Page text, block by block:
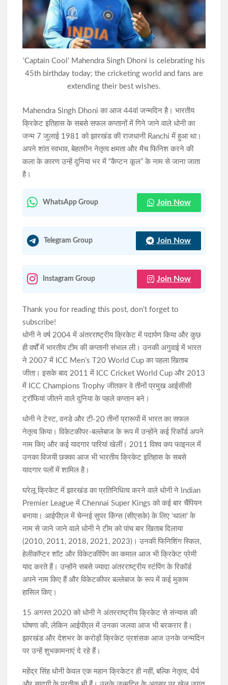
असम बाढ़ पीड़ितों के लिए झारखंड का बड़ा सहयोग, हेमंत सोरेन ने राहत कोष
में दिए 3 करोड़ रुपये
बरामद‘Captain Cool’ Mahendra Singh Dhoni is celebrating his
45th birthday today; the cricketing world and fans are
extending their best wishes.
Mahendra Singh Dhoni का आज 44वां जन्मदिन है। भारतीय
क्रिकेट इतिहास के सबसे सफल कप्तानों में गिने जाने वाले धोनी का
जन्म 7 जुलाई 1981 को झारखंड की राजधानी Ranchi में हुआ था।
अपने शांत स्वभाव, बेहतरीन नेतृत्व क्षमता और मैच फिनिश करने की
कला के कारण उन्हें दुनिया भर में “कैप्टन कूल” के नाम से जाना जाता
है।
WhatsApp Group Join Now
Telegram Group Join Now
Instagram Group Join Now
Thank you for reading this post, don't forget to
subscribe!
धोनी ने वर्ष 2004 में अंतरराष्ट्रीय क्रिकेट में पदार्पण किया और कुछ
ही वर्षों में भारतीय टीम की कप्तानी संभाल ली। उनकी अगुवाई में भारत
ने 2007 में ICC Men’s T20 World Cup का पहला खिताब
जीता। इसके बाद 2011 में ICC Cricket World Cup और 2013
में ICC Champions Trophy जीतकर वे तीनों प्रमुख आईसीसी
ट्रॉफियां जीतने वाले दुनिया के पहले कप्तान बने।
धोनी ने टेस्ट, वनडे और टी-20 तीनों प्रारूपों में भारत का सफल
नेतृत्व किया। विकेटकीपर-बल्लेबाज के रूप में उन्होंने कई रिकॉर्ड अपने
नाम किए और कई यादगार पारियां खेलीं। 2011 विश्व कप फाइनल में
उनका विजयी छक्का आज भी भारतीय क्रिकेट इतिहास के सबसे
यादगार पलों में शामिल है।
घरेलू क्रिकेट में झारखंड का प्रतिनिधित्व करने वाले धोनी ने Indian
Premier League में Chennai Super Kings को कई बार चैंपियन
बनाया। आईपीएल में चेन्नई सुपर किंग्स (सीएसके) के लिए ‘थाला’ के
नाम से जाने जाने वाले धोनी ने टीम को पांच बार खिताब दिलाया
(2010, 2011, 2018, 2021, 2023)। उनकी फिनिशिंग स्किल,
हेलीकॉप्टर शॉट और विकेटकीपिंग का कमाल आज भी क्रिकेट प्रेमी
याद करते हैं। उन्होंने सबसे ज्यादा अंतरराष्ट्रीय स्टंपिंग के रिकॉर्ड
अपने नाम किए हैं और विकेटकीपर बल्लेबाज के रूप में कई मुकाम
हासिल किए।
15 अगस्त 2020 को धोनी ने अंतरराष्ट्रीय क्रिकेट से संन्यास की
घोषणा की, लेकिन आईपीएल में उनका जलवा आज भी बरकरार है।
झारखंड और देशभर के करोड़ों क्रिकेट प्रशंसक आज उनके जन्मदिन
पर उन्हें शुभकामनाएं दे रहे हैं।
महेंद्र सिंह धोनी केवल एक महान क्रिकेटर ही नहीं, बल्कि नेतृत्व, धैर्य